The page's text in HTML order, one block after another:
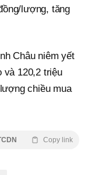
lượng, tăng
Châu niêm yết
và 120,2 triệu
chiều mua
Copy link